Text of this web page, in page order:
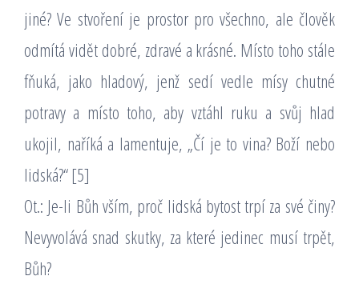
jiné? Ve stvoření je prostor pro všechno, ale člověk
odmítá vidět dobré, zdravé a krásné. Místo toho stále
fňuká, jako hladový, jenž sedí vedle mísy chutné
potravy a místo toho, aby vztáhl ruku a svůj hlad
ukojil, naříká a lamentuje, „Čí je to vina? Boží nebo
lidská?“ [5]
Ot.: Je-li Bůh vším, proč lidská bytost trpí za své činy?
Nevyvolává snad skutky, za které jedinec musí trpět,
Bůh?